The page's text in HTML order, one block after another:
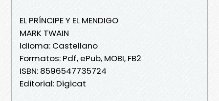
EL PRÍNCIPE Y EL MENDIGO
MARK TWAIN
Idioma: Castellano
Formatos: Pdf, ePub, MOBI, FB2
ISBN: 8596547735724
Editorial: Digicat